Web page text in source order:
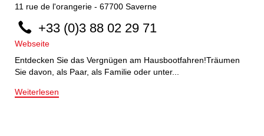
11 rue de l'orangerie - 67700 Saverne
+33 (0)3 88 02 29 71
Webseite
Entdecken Sie das Vergnügen am Hausbootfahren!Träumen
Sie davon, als Paar, als Familie oder unter...
Weiterlesen